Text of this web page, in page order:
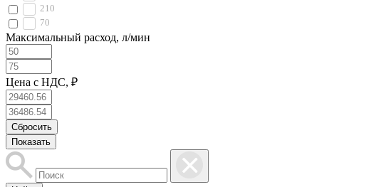
210
70
Максимальный расход, л/мин
Цена с НДС, ₽